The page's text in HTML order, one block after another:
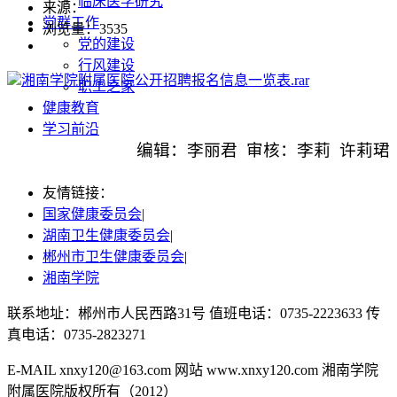
党群工作
党的建设
行风建设
职工之家
健康教育
学习前沿
来源：
浏览量：3535
湘南学院附属医院公开招聘报名信息一览表.rar
编辑：李丽君 审核：李莉 许莉珺
友情链接：
国家健康委员会|
湖南卫生健康委员会|
郴州市卫生健康委员会|
湘南学院
联系地址：郴州市人民西路31号 值班电话：0735-2223633 传
真电话：0735-2823271
E-MAIL xnxy120@163.com 网站 www.xnxy120.com 湘南学院
附属医院版权所有（2012）